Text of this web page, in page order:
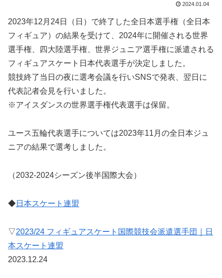
2024.01.04
2023年12月24日（日）で終了した全日本選手権（全日本
フィギュア）の結果を受けて、2024年に開催される世界
選手権、四大陸選手権、世界ジュニア選手権に派遣される
フィギュアスケート日本代表選手が決定しました。
競技終了当日の夜に選考会議を行いSNSで発表、翌日に
代表記者会見を行いました。
※アイスダンスの世界選手権代表選手は保留。
ユース五輪代表選手については2023年11月の全日本ジュ
ニアの結果で選考しました。
（2032-2024シーズン後半国際大会）
◆日本スケート連盟
▽2023/24 フィギュアスケート国際競技会派遣選手団｜日
本スケート連盟
2023.12.24